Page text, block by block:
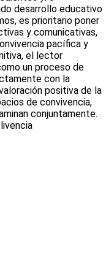
desarrollo educativo
es prioritario poner
y comunicativas,
pacífica y
el lector
un proceso de
con la
positiva de la
de convivencia,
conjuntamente.